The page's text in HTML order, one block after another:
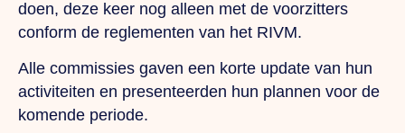
doen, deze keer nog alleen met de voorzitters
conform de reglementen van het RIVM.
Alle commissies gaven een korte update van hun
activiteiten en presenteerden hun plannen voor de
komende periode.